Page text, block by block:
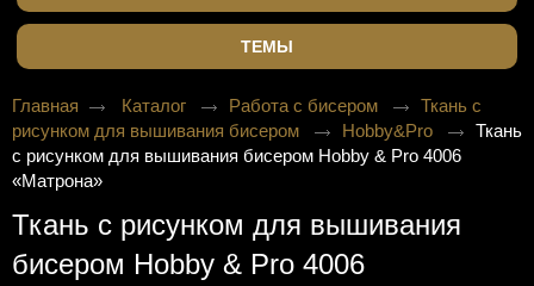
ТЕМЫ
Главная Каталог Работа с бисером
Ткань с
рисунком для вышивания бисером
Hobby&Pro
Ткань
с рисунком для вышивания бисером Hobby & Pro 4006
«Матрона»
Ткань с рисунком для вышивания
бисером Hobby & Pro 4006